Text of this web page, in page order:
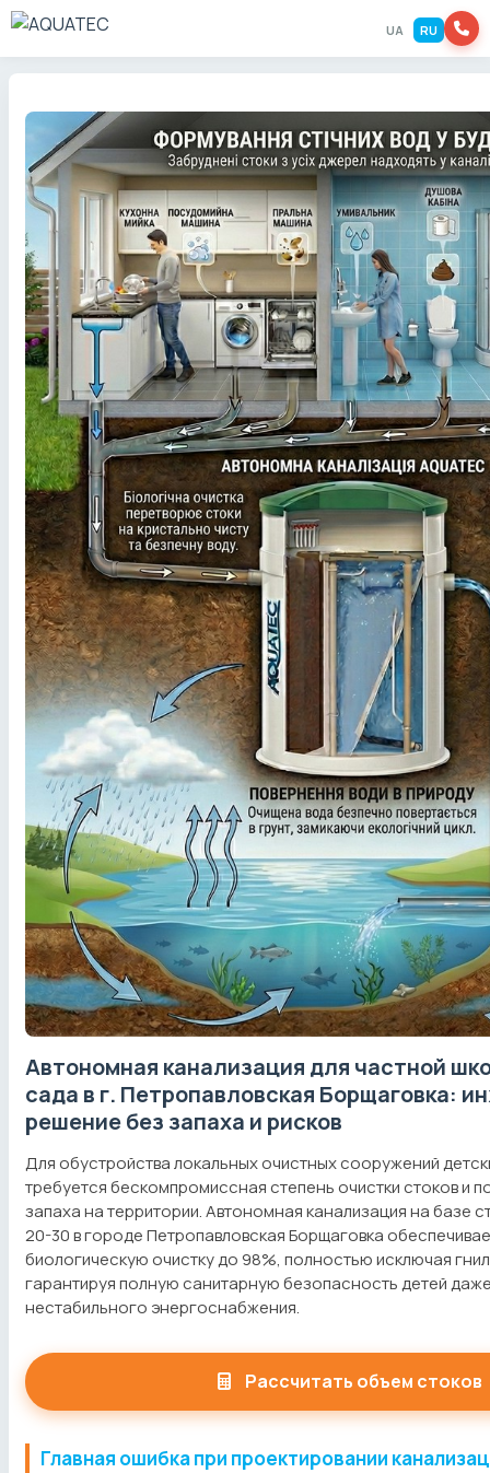
UA RU
Автономная канализация для частной
сада в г. Петропавловская Борщаговка:
решение без запаха и рисков
Для обустройства локальных очистных сооружений
требуется бескомпромиссная степень очистки стоков и
запаха на территории. Автономная канализация на базе
20-30 в городе Петропавловская Борщаговка
биологическую очистку до 98%, полностью исключая
гарантируя полную санитарную безопасность детей
нестабильного энергоснабжения.
Рассчитать объем стоков
Главная ошибка при проектировании